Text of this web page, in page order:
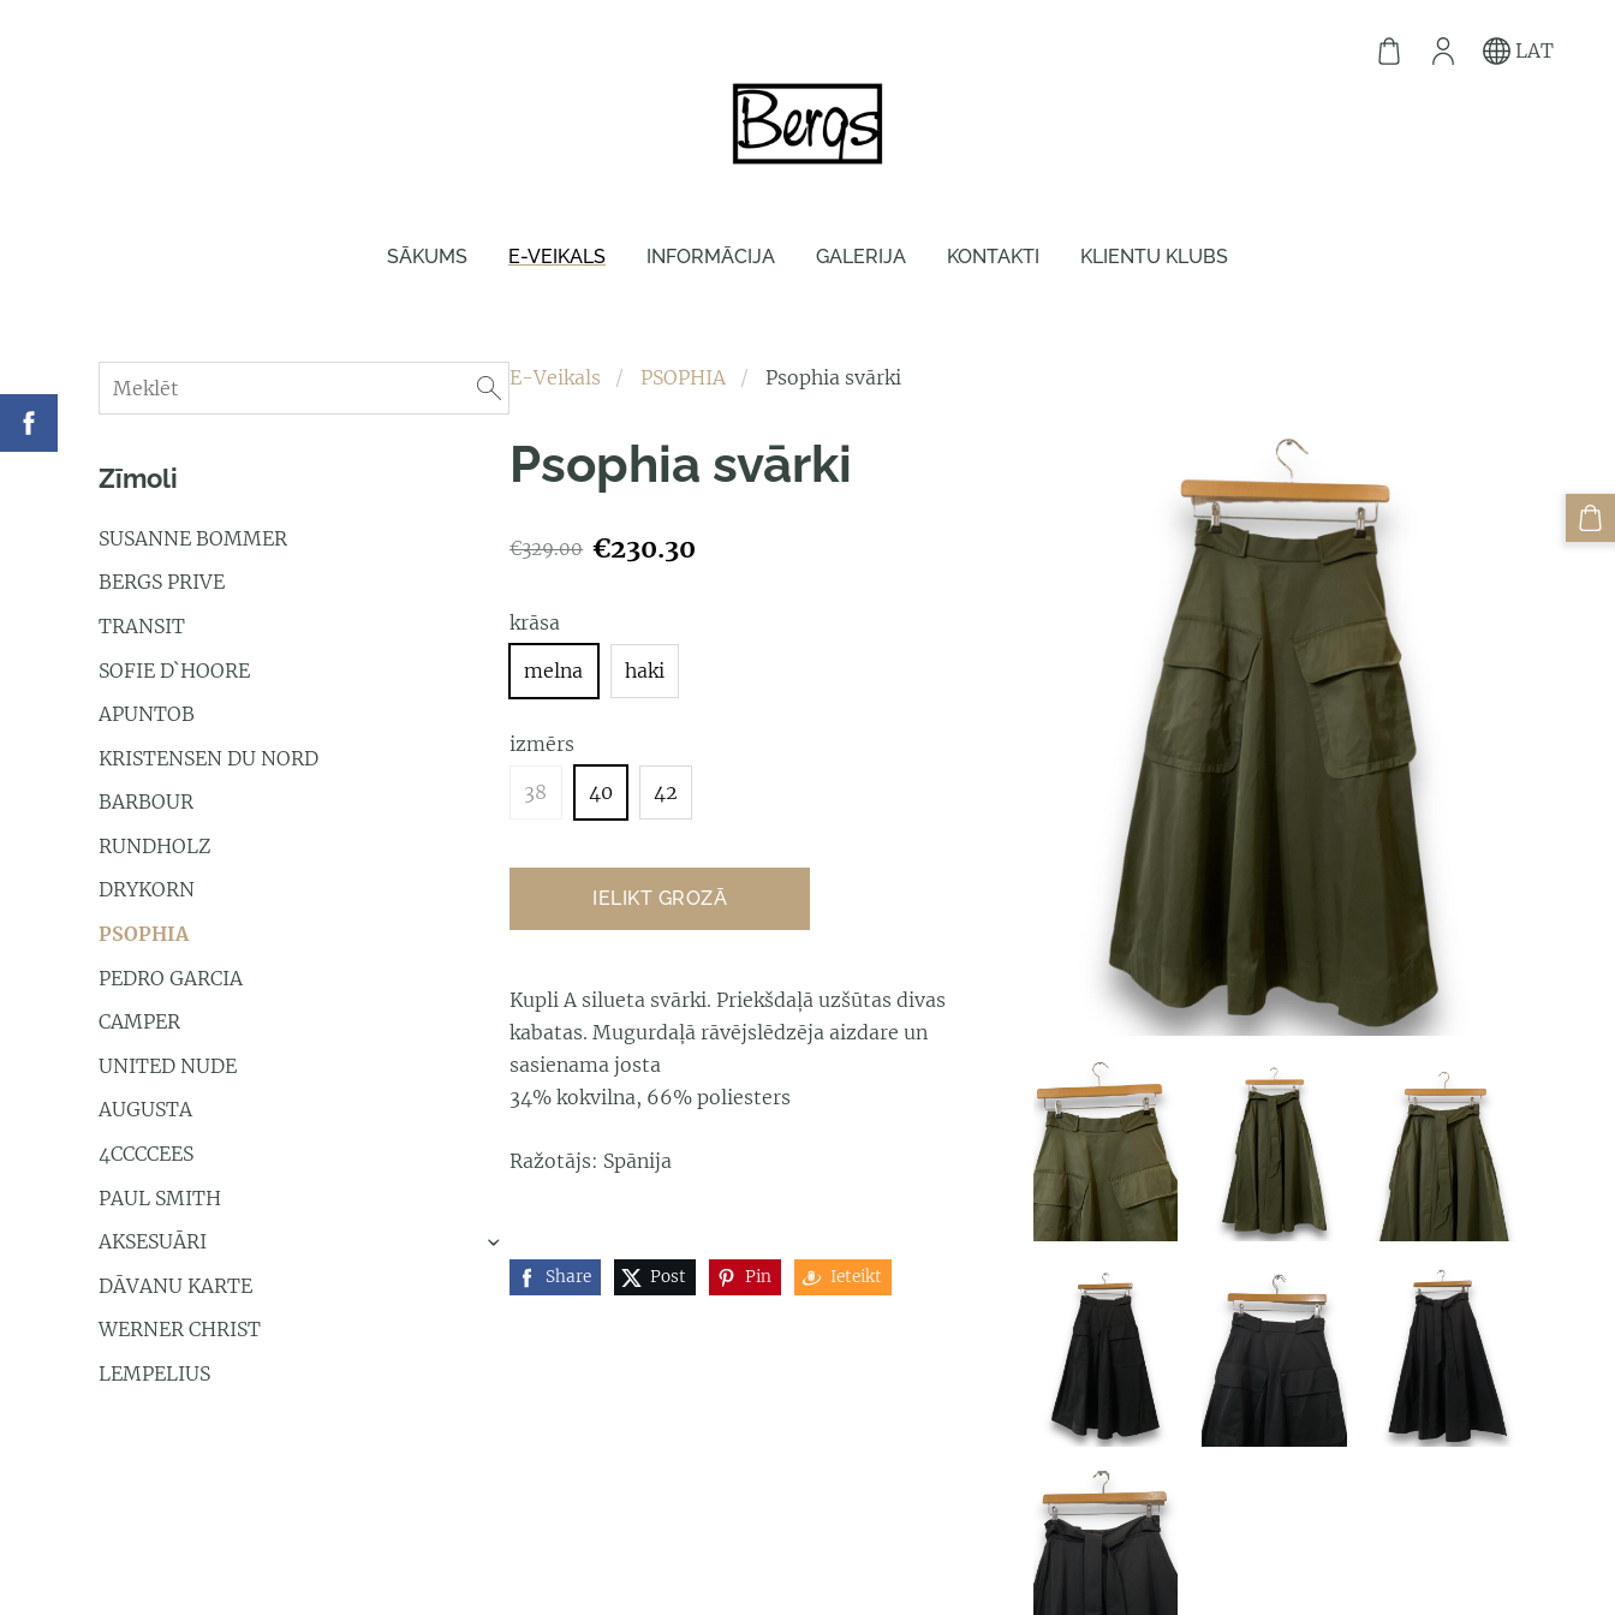
SĀKUMS E-VEIKALS INFORMĀCIJA GALERIJA KONTAKTI KLIENTU KLUBS
LAT
Zīmoli
SUSANNE BOMMER
BERGS PRIVE
TRANSIT
SOFIE D`HOORE
APUNTOB
KRISTENSEN DU NORD
BARBOUR
RUNDHOLZ
DRYKORN
PSOPHIA
PEDRO GARCIA
CAMPER
UNITED NUDE
AUGUSTA
4CCCCEES
PAUL SMITH
AKSESUĀRI
›
DĀVANU KARTE
WERNER CHRIST
LEMPELIUS
E-Veikals PSOPHIA Psophia svārki
Psophia svārki
€329.00 €230.30
krāsa
melna
haki
izmērs
38
40 42
IELIKT GROZĀ
Kupli A silueta svārki. Priekšdaļā uzšūtas divas
kabatas. Mugurdaļā rāvējslēdzēja aizdare un
sasienama josta
34% kokvilna, 66% poliesters
Ražotājs: Spānija
Share Post Pin Ieteikt